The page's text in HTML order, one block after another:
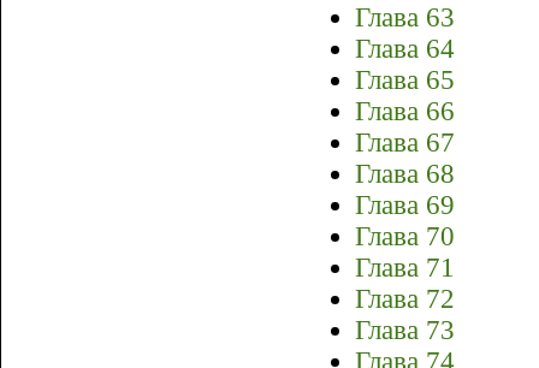
Глава 63
Глава 64
Глава 65
Глава 66
Глава 67
Глава 68
Глава 69
Глава 70
Глава 71
Глава 72
Глава 73
Глава 74